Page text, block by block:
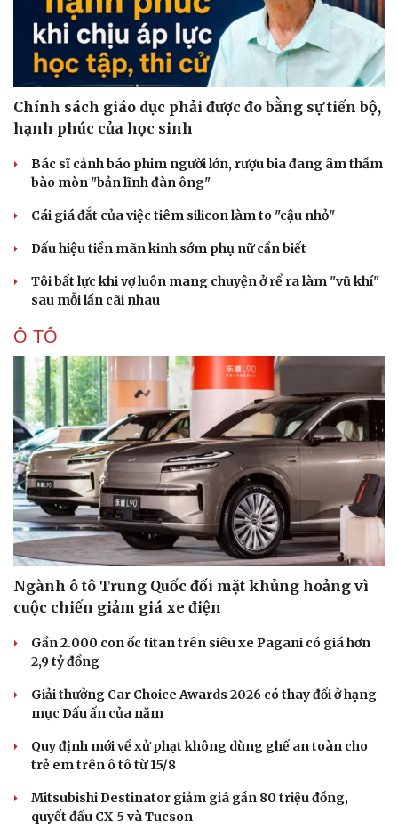
Cải chính
Chính sách giáo dục phải được đo bằng sự tiến bộ,
hạnh phúc của học sinh
Bác sĩ cảnh báo phim người lớn, rượu bia đang âm thầm
bào mòn "bản lĩnh đàn ông"
Cái giá đắt của việc tiêm silicon làm to "cậu nhỏ"
Dấu hiệu tiền mãn kinh sớm phụ nữ cần biết
Tôi bất lực khi vợ luôn mang chuyện ở rể ra làm "vũ khí"
sau mỗi lần cãi nhau
Ô TÔ
Ngành ô tô Trung Quốc đối mặt khủng hoảng vì
cuộc chiến giảm giá xe điện
Gần 2.000 con ốc titan trên siêu xe Pagani có giá hơn
2,9 tỷ đồng
Giải thưởng Car Choice Awards 2026 có thay đổi ở hạng
mục Dấu ấn của năm
Quy định mới về xử phạt không dùng ghế an toàn cho
trẻ em trên ô tô từ 15/8
Mitsubishi Destinator giảm giá gần 80 triệu đồng,
quyết đấu CX-5 và Tucson